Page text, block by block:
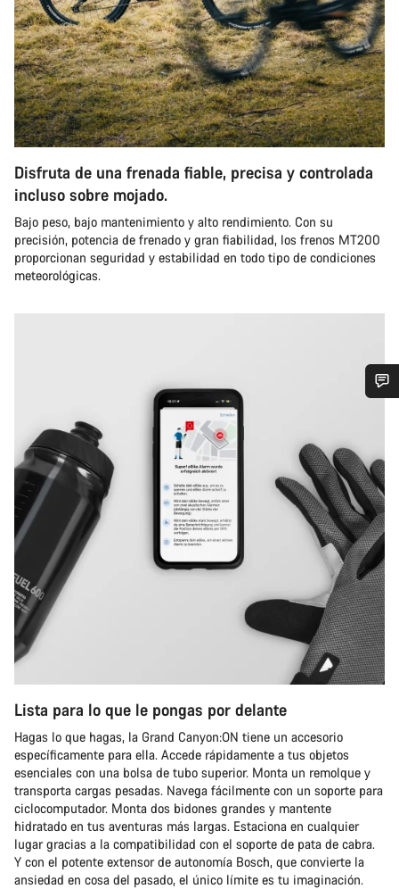
Disfruta de una frenada fiable, precisa y controlada
incluso sobre mojado.
Bajo peso, bajo mantenimiento y alto rendimiento. Con su
precisión, potencia de frenado y gran fiabilidad, los frenos MT200
proporcionan seguridad y estabilidad en todo tipo de condiciones
meteorológicas.
Lista para lo que le pongas por delante
Hagas lo que hagas, la Grand Canyon:ON tiene un accesorio
específicamente para ella. Accede rápidamente a tus objetos
esenciales con una bolsa de tubo superior. Monta un remolque y
transporta cargas pesadas. Navega fácilmente con un soporte para
ciclocomputador. Monta dos bidones grandes y mantente
hidratado en tus aventuras más largas. Estaciona en cualquier
lugar gracias a la compatibilidad con el soporte de pata de cabra.
Y con el potente extensor de autonomía Bosch, que convierte la
ansiedad en cosa del pasado, el único límite es tu imaginación.
¿Necesitas ayuda?
Nuestros expertos estarán encantados de responder a tus
preguntas.
Abrir chat